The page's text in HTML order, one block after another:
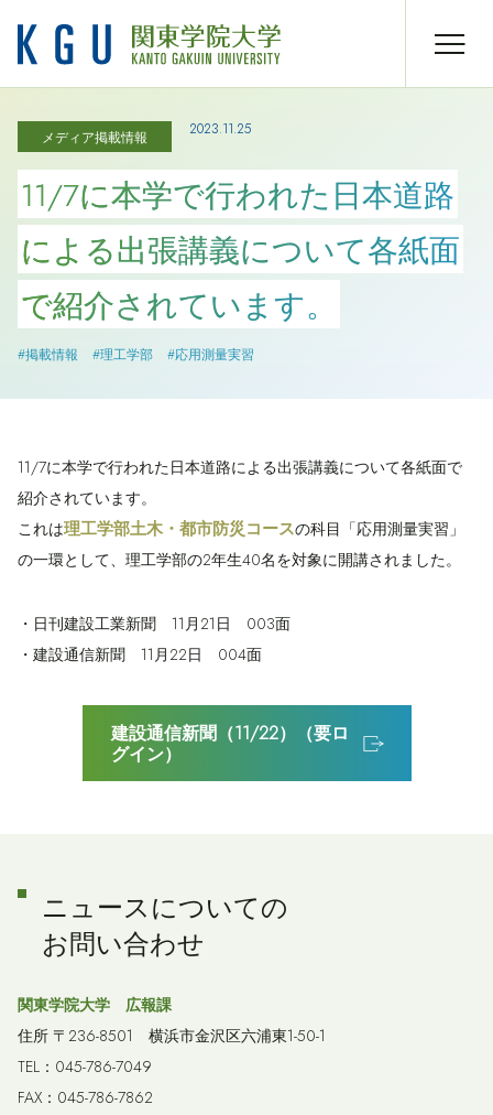
メディア掲載情報 2023.11.25
11/7に本学で行われた日本道路
による出張講義について各紙面
で紹介されています。
#掲載情報 #理工学部 #応用測量実習
11/7に本学で行われた日本道路による出張講義について各紙面で
紹介されています。
これは理工学部土木・都市防災コースの科目「応用測量実習」
の一環として、理工学部の2年生40名を対象に開講されました。
・日刊建設工業新聞 11月21日 003面
・建設通信新聞 11月22日 004面
建設通信新聞（11/22）（要ロ
グイン）
ニュースについての
お問い合わせ
関東学院大学 広報課
住所 〒236-8501 横浜市金沢区六浦東1-50-1
TEL：045-786-7049
FAX：045-786-7862